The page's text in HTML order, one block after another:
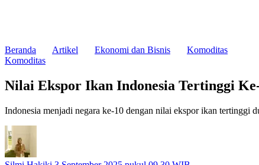
Beranda Artikel Ekonomi dan Bisnis
Komoditas
Komoditas
Nilai Ekspor Ikan Indonesia Tertinggi
Indonesia menjadi negara ke-10 dengan nilai ekspor ikan tertinggi